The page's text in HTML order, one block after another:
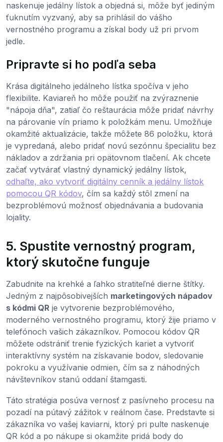
naskenuje jedálny lístok a objedná si, môže byť jediným
ťuknutím vyzvaný, aby sa prihlásil do vášho
vernostného programu a získal body už pri prvom
jedle.
Pripravte si ho podľa seba
Krása digitálneho jedálneho lístka spočíva v jeho
flexibilite. Kaviareň ho môže použiť na zvýraznenie
"nápoja dňa", zatiaľ čo reštaurácia môže pridať návrhy
na párovanie vín priamo k položkám menu. Umožňuje
okamžité aktualizácie, takže môžete 86 položku, ktorá
je vypredaná, alebo pridať novú sezónnu špecialitu bez
nákladov a zdržania pri opätovnom tlačení. Ak chcete
začať vytvárať vlastný dynamický jedálny lístok,
odhaľte, ako vytvoriť digitálny cenník a jedálny lístok
pomocou QR kódov, čím sa každý stôl zmení na
bezproblémovú možnosť objednávania a budovania
lojality.
5. Spustite vernostný program,
ktorý skutočne funguje
Zabudnite na krehké a ľahko stratiteľné dierne štítky.
Jedným z najpôsobivejších marketingových nápadov
s kódmi QR je vytvorenie bezproblémového,
moderného vernostného programu, ktorý žije priamo v
telefónoch vašich zákazníkov. Pomocou kódov QR
môžete odstrániť trenie fyzických kariet a vytvoriť
interaktívny systém na získavanie bodov, sledovanie
pokroku a využívanie odmien, čím sa z náhodných
návštevníkov stanú oddaní štamgasti.
Táto stratégia posúva vernosť z pasívneho procesu na
pozadí na pútavý zážitok v reálnom čase. Predstavte si
zákazníka vo vašej kaviarni, ktorý pri pulte naskenuje
QR kód a po nákupe si okamžite pridá body do